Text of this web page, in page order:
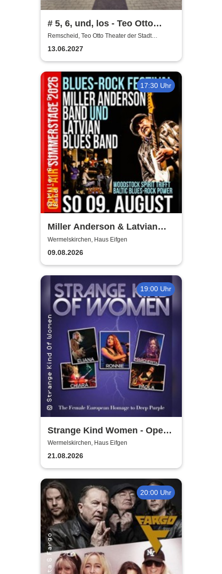
# 5, 6, und, los - Teo Otto
Theater
Remscheid, Teo Otto Theater der Stadt
Remscheid
13.06.2027
17:30 Uhr
Miller Anderson & Latvian
Blues Band
Wermelskirchen, Haus Eifgen
09.08.2026
19:00 Uhr
Strange Kind Women - Open
Air Summerstage
Wermelskirchen, Haus Eifgen
21.08.2026
20:00 Uhr